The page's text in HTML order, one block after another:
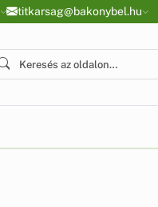
titkarsag@bakonybel.hu